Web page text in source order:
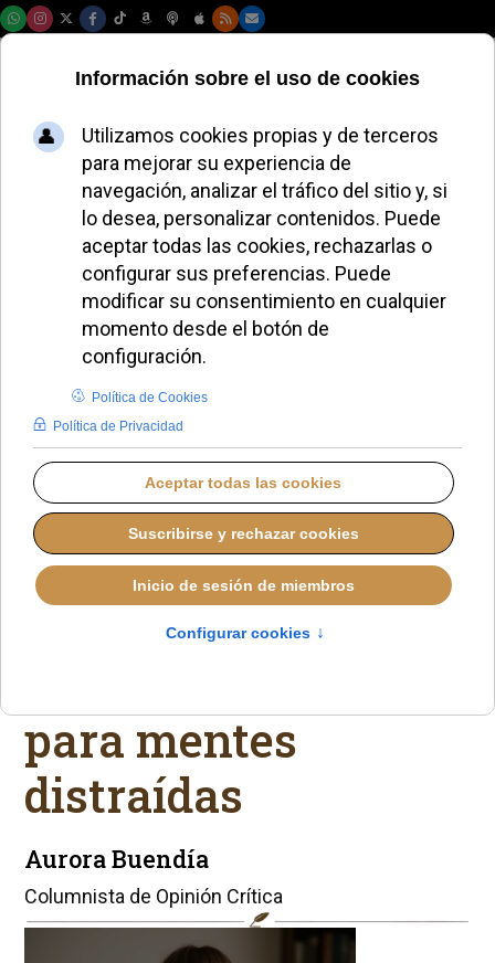
JUEVES, 04 DICIEMBRE 2025 12:37
Cristianos
socialistas:
para mentes
distraídas
Aurora Buendía
Columnista de Opinión Crítica